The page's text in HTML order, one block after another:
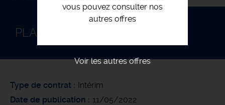
vous pouvez consulter nos
autres offres
Voir les autres offres
PLAQUISTE F/H
Type de contrat
Intérim
Date de publication
11/05/2022